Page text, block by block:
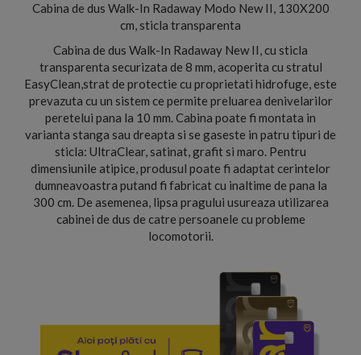
Cabina de dus Walk-In Radaway Modo New II, 130X200
cm, sticla transparenta
Cabina de dus Walk-In Radaway New II, cu sticla
transparenta securizata de 8 mm, acoperita cu stratul
EasyClean,strat de protectie cu proprietati hidrofuge, este
prevazuta cu un sistem ce permite preluarea denivelarilor
peretelui pana la 10 mm. Cabina poate fi montata in
varianta stanga sau dreapta si se gaseste in patru tipuri de
sticla: UltraClear, satinat, grafit si maro. Pentru
dimensiunile atipice, produsul poate fi adaptat cerintelor
dumneavoastra putand fi fabricat cu inaltime de pana la
300 cm. De asemenea, lipsa pragului usureaza utilizarea
cabinei de dus de catre persoanele cu probleme
locomotorii.